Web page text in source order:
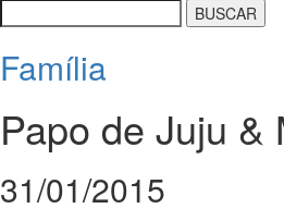
Família
Papo de Juju &
31/01/2015